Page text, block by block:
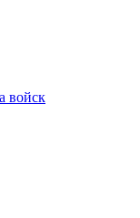
войск